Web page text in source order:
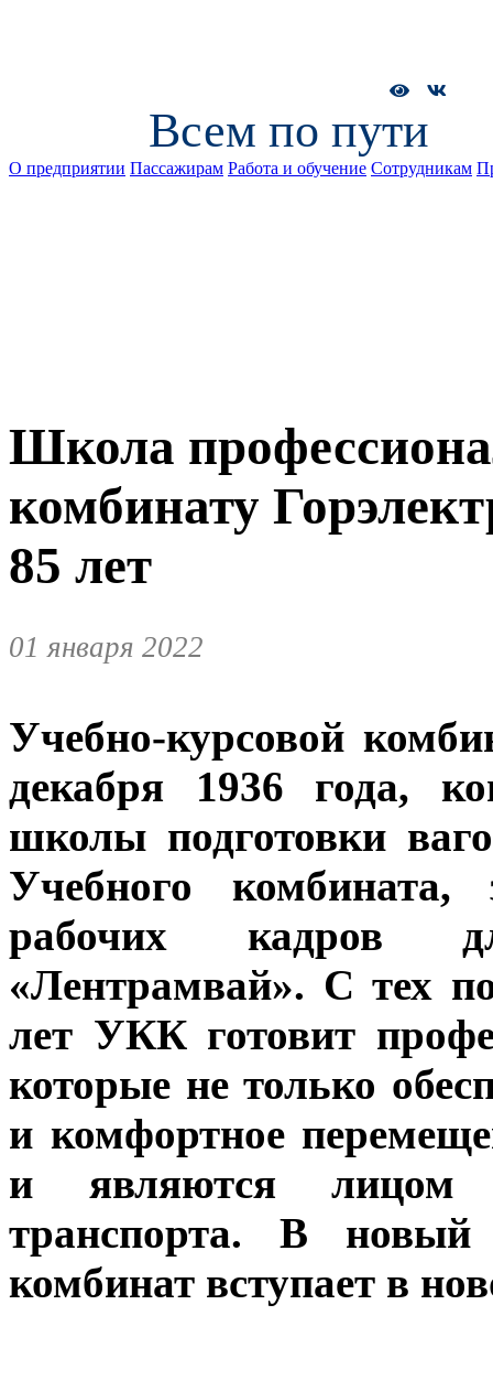
Всем по пути
О предприятии Пассажирам Работа и обучение Сотрудникам
Школа
комбинату
85 лет
01 января 2022
Учебно-курсовой
декабря 1936 года,
школы подготовки
Учебного комбината,
рабочих кадров
«Лентрамвай». С тех
лет УКК готовит
которые не только
и комфортное
и являются лицом
транспорта. В новый
комбинат вступает в